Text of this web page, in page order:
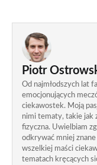
Piotr
Od najmłodszych lat
emocjonujących
ciekawostek. Moją
nimi tematy, takie jak
fizyczna. Uwielbiam
odkrywać mniej
wszelkiej maści
tematach kręcących